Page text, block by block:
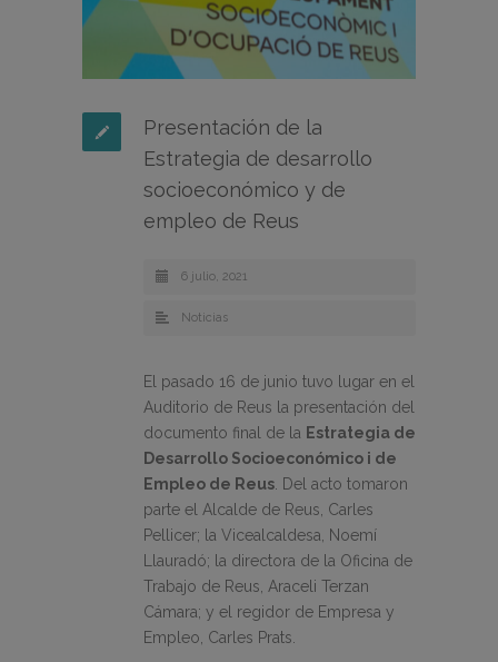
Presentación de la
Estrategia de desarrollo
socioeconómico y de
empleo de Reus
6 julio, 2021
Noticias
El pasado 16 de junio tuvo lugar en el
Auditorio de Reus la presentación del
documento final de la Estrategia de
Desarrollo Socioeconómico i de
Empleo de Reus. Del acto tomaron
parte el Alcalde de Reus, Carles
Pellicer; la Vicealcaldesa, Noemí
Llauradó; la directora de la Oficina de
Trabajo de Reus, Araceli Terzan
Cámara; y el regidor de Empresa y
Empleo, Carles Prats.